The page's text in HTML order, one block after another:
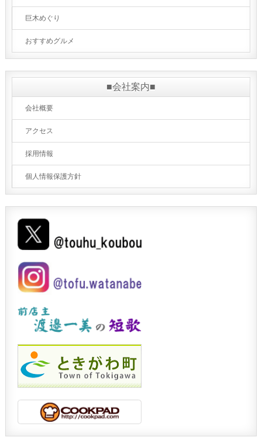
巨木めぐり
おすすめグルメ
■会社案内■
会社概要
アクセス
採用情報
個人情報保護方針